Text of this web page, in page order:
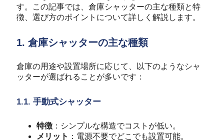
す。この記事では、倉庫シャッターの主な種類と特
徴、選び方のポイントについて詳しく解説します。
1. 倉庫シャッターの主な種類
倉庫の用途や設置場所に応じて、以下のようなシャ
ッターが選ばれることが多いです：
1.1. 手動式シャッター
特徴：シンプルな構造でコストが低い。
メリット ：電源不要でどこでも設置可能。